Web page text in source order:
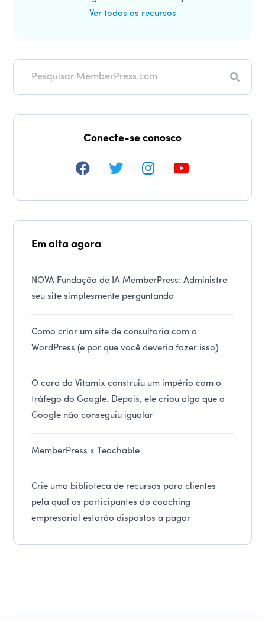
Ver todos os recursos
Conecte-se conosco
Em alta agora
NOVA Fundação de IA MemberPress: Administre
seu site simplesmente perguntando
Como criar um site de consultoria com o
WordPress (e por que você deveria fazer isso)
O cara da Vitamix construiu um império com o
tráfego do Google. Depois, ele criou algo que o
Google não conseguiu igualar
MemberPress x Teachable
Crie uma biblioteca de recursos para clientes
pela qual os participantes do coaching
empresarial estarão dispostos a pagar